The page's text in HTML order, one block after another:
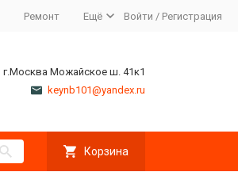
Ремонт Ещё Войти / Регистрация
г.Москва Можайское ш. 41к1
keynb101@yandex.ru
Корзина